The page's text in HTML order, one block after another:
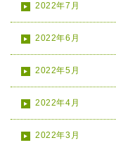
2022年7月
2022年6月
2022年5月
2022年4月
2022年3月